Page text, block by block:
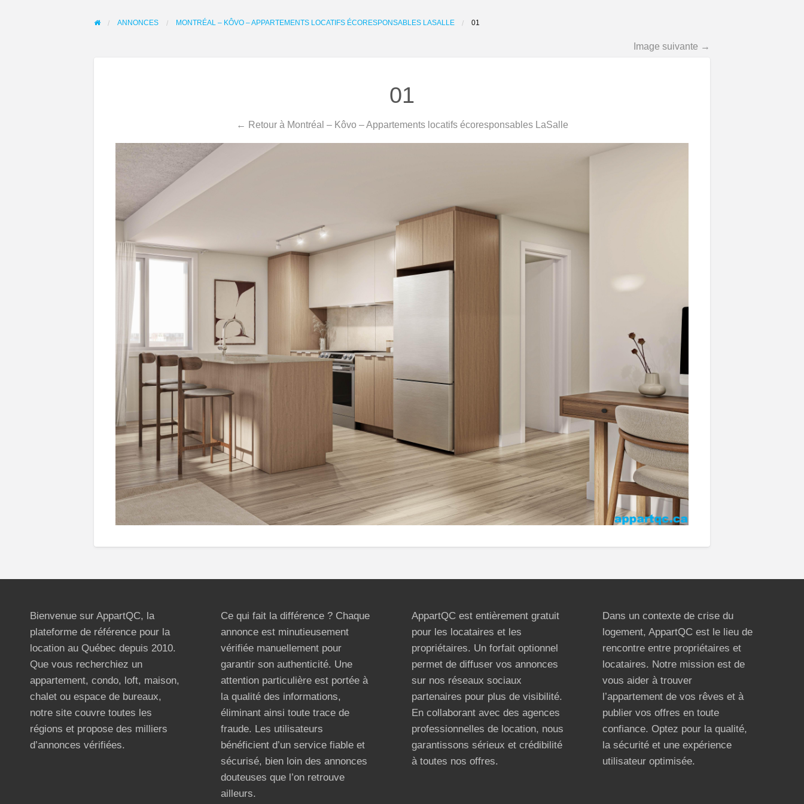
ANNONCES MONTRÉAL – KÔVO – APPARTEMENTS LOCATIFS ÉCORESPONSABLES LASALLE 01
Image suivante →
01
← Retour à Montréal – Kôvo – Appartements locatifs écoresponsables LaSalle
Bienvenue sur AppartQC, la
plateforme de référence pour la
location au Québec depuis 2010.
Que vous recherchiez un
appartement, condo, loft, maison,
chalet ou espace de bureaux,
notre site couvre toutes les
régions et propose des milliers
d’annonces vérifiées.
Ce qui fait la différence ? Chaque
annonce est minutieusement
vérifiée manuellement pour
garantir son authenticité. Une
attention particulière est portée à
la qualité des informations,
éliminant ainsi toute trace de
fraude. Les utilisateurs
bénéficient d’un service fiable et
sécurisé, bien loin des annonces
douteuses que l’on retrouve
ailleurs.
AppartQC est entièrement gratuit
pour les locataires et les
propriétaires. Un forfait optionnel
permet de diffuser vos annonces
sur nos réseaux sociaux
partenaires pour plus de visibilité.
En collaborant avec des agences
professionnelles de location, nous
garantissons sérieux et crédibilité
à toutes nos offres.
Dans un contexte de crise du
logement, AppartQC est le lieu de
rencontre entre propriétaires et
locataires. Notre mission est de
vous aider à trouver
l’appartement de vos rêves et à
publier vos offres en toute
confiance. Optez pour la qualité,
la sécurité et une expérience
utilisateur optimisée.